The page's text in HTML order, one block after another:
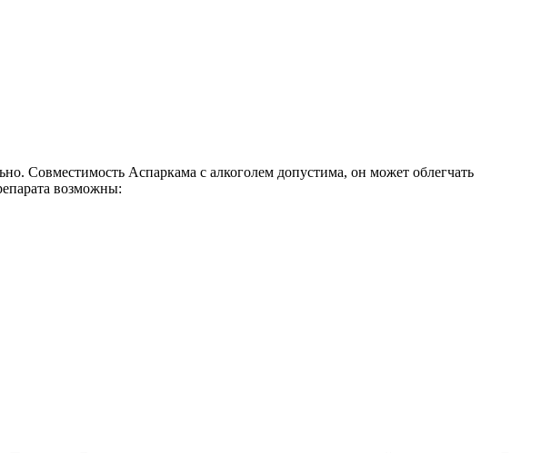
Совместимость Аспаркама с алкоголем допустима, он может облегчать
возможны: